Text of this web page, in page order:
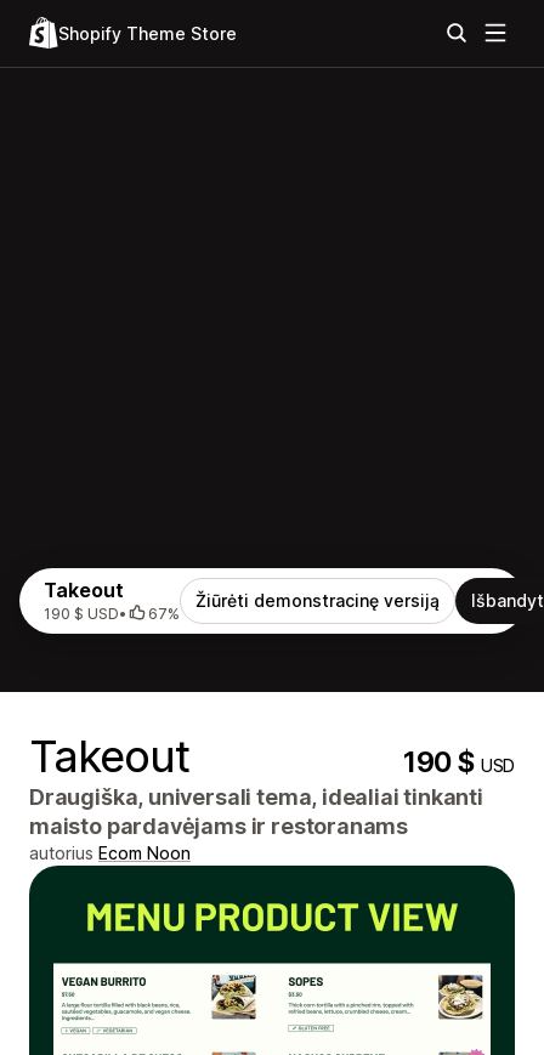
Shopify Theme Store
Takeout
190 $ USD• 67%
Žiūrėti demonstracinę versiją
Takeout 190 $USD
Draugiška, universali tema, idealiai tinkanti
maisto pardavėjams ir restoranams
autorius Ecom Noon